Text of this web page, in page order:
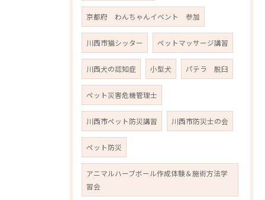
京都府 わんちゃんイベント 参加
川西市猫シッター ペットマッサージ講習
川西犬の認知症 小型犬 パテラ 脱臼
ペット災害危機管理士
川西市ペット防災講習 川西市防災士の会
ペット防災
アニマルハーブボール作成体験＆施術方法学
習会